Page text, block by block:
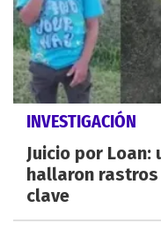
INVESTIGACIÓN
Juicio por
hallaron rastros
clave